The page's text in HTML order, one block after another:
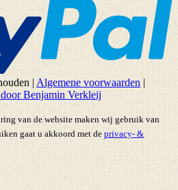
| Algemene voorwaarden |
Benjamin Verkleij
van de website maken wij gebruik van
gaat u akkoord met de privacy- &